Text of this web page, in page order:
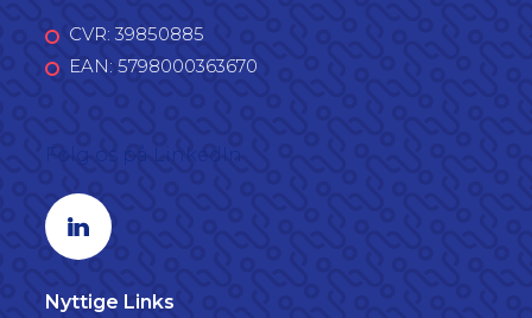
CVR: 39850885
EAN: 5798000363670
Linkedin profil
Nyttige Links